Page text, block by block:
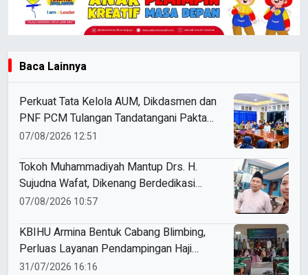
Baca Lainnya
Perkuat Tata Kelola AUM, Dikdasmen dan
PNF PCM Tulangan Tandatangani Pakta
Integritas
07/08/2026 12:51
Tokoh Muhammadiyah Mantup Drs. H.
Sujudna Wafat, Dikenang Berdedikasi
Kembangkan Dakwah dan Pendidikan
07/08/2026 10:57
KBIHU Armina Bentuk Cabang Blimbing,
Perluas Layanan Pendampingan Haji
Muhammadiyah Sukoharjo
31/07/2026 16:16